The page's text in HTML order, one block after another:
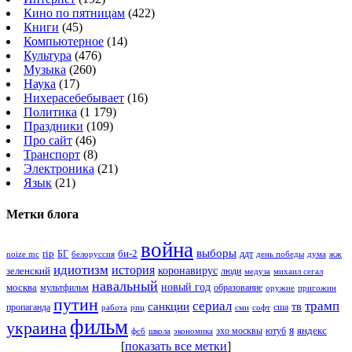
Кино по пятницам (422)
Книги (45)
Компьютерное (14)
Культура (476)
Музыка (260)
Наука (17)
Нихерасебебывает (16)
Политика (1 179)
Праздники (109)
Про сайт (46)
Транспорт (8)
Электроника (21)
Язык (21)
Метки блога
noize mc rip БГ белоруссия би-2 война выборы ддт день победы дума жж
зеленский идиотизм история коронавирус люди медуза михаил сегал
москва мультфильм навальный новый год образование оружие пригожин
пропаганда путин работа рпц санкции сериал сми софт сша тв трамп
украина фильм фсб школа экономика эхо москвы ютуб я яндекс
[показать все метки]